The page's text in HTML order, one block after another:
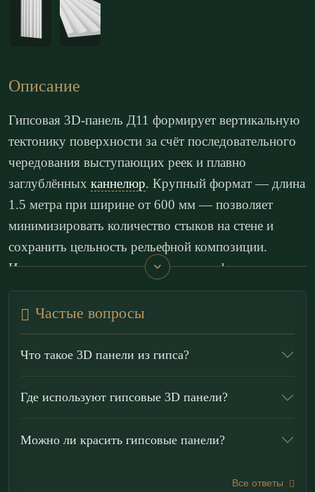
Описание
Гипсовая 3D-панель Д11 формирует вертикальную
тектонику поверхности за счёт последовательного
чередования выступающих реек и плавно
заглублённых каннелюр. Крупный формат — длина
1.5 метра при ширине от 600 мм — позволяет
минимизировать количество стыков на стене и
сохранить цельность рельефной композиции.
Изготовление методом тянутого профиля
гарантирует абсолютную математическую точность
геометрии и идентичность каждого ребра.
Перепады высот на стыках исключены. Линейный
рельеф собирает выразительную игру света и тени,
превращая плоскость стены в динамичный арт-
Частые вопросы
Что такое 3D панели из гипса?
Где используют гипсовые 3D панели?
Можно ли красить гипсовые панели?
Все ответы